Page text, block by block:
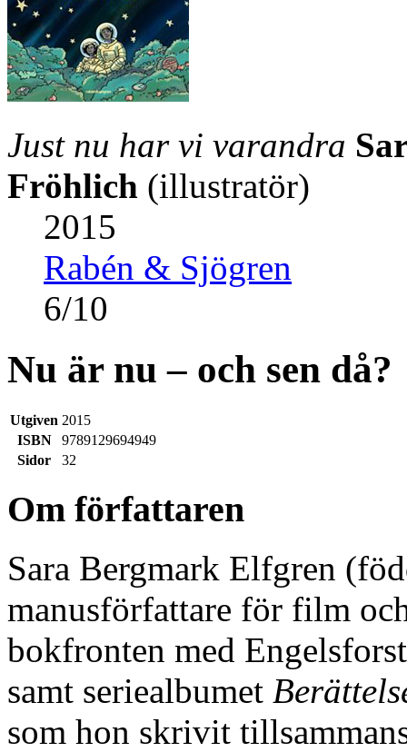
Just nu har vi varandra
Fröhlich (illustratör)
2015
Rabén & Sjögren
6/10
Nu är nu – och sen då?
Utgiven 2015
ISBN
9789129694949
Sidor
32
Om författaren
Sara Bergmark Elfgren
manusförfattare för film
bokfronten med
samt seriealbumet
som hon skrivit